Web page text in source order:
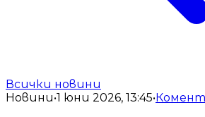
Всички новини
Новини•1 юни 2026, 13:45•